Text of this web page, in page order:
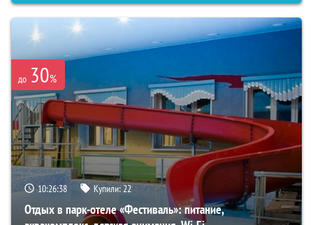
до 30%
10:26:37 Купили:22
Отдых в парк-отеле «Фестиваль»: питание,